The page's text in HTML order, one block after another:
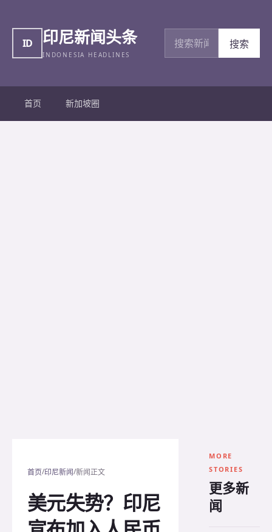
ID 印尼新闻头条
INDONESIA HEADLINES
搜索新闻
搜索
首页 新加坡圈
首页/印尼新闻/新闻正文
美元失势？印尼
MORE
STORIES
更多新
闻